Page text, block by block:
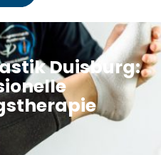
Duisburg: